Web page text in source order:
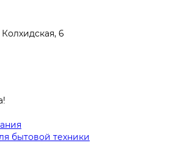
6
бытовой техники